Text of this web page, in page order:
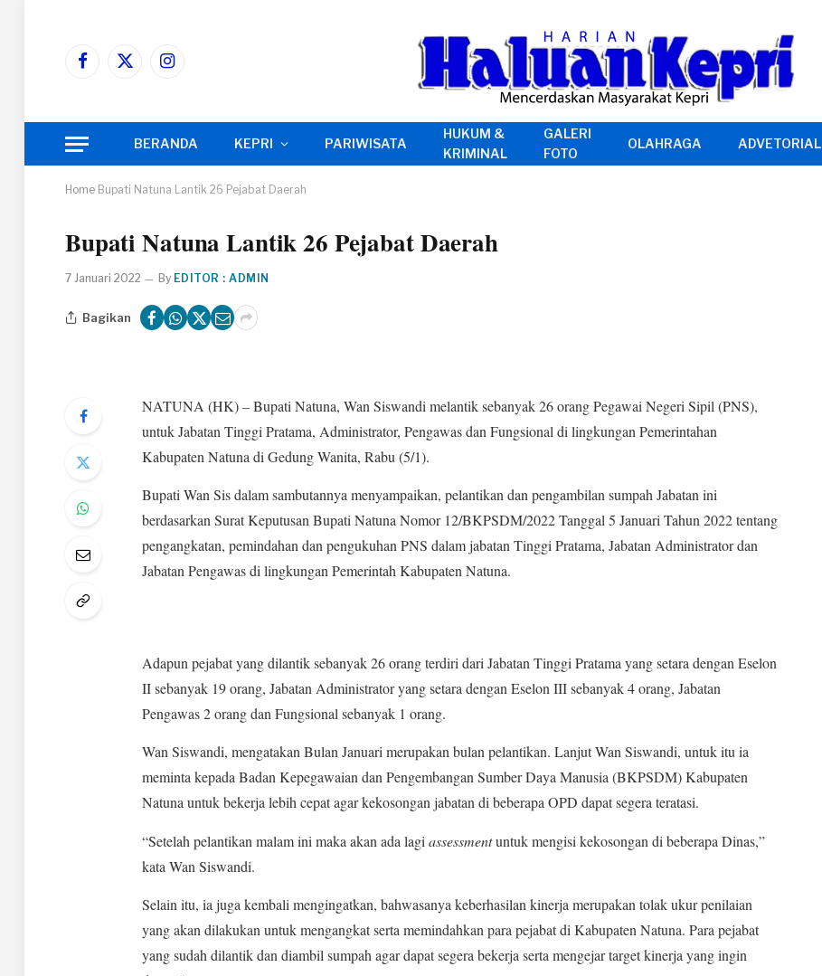
Facebook
X
Instagram
BERANDA KEPRI PARIWISATA
HUKUM &
KRIMINAL
GALERI
FOTO
OLAHRAGA ADVETORIAL
Home Bupati Natuna Lantik 26 Pejabat Daerah
Bupati Natuna Lantik 26 Pejabat Daerah
7 Januari 2022 By EDITOR : ADMIN
Bagikan
NATUNA (HK) – Bupati Natuna, Wan Siswandi melantik sebanyak 26 orang Pegawai Negeri Sipil (PNS),
untuk Jabatan Tinggi Pratama, Administrator, Pengawas dan Fungsional di lingkungan Pemerintahan
Kabupaten Natuna di Gedung Wanita, Rabu (5/1).
Bupati Wan Sis dalam sambutannya menyampaikan, pelantikan dan pengambilan sumpah Jabatan ini
berdasarkan Surat Keputusan Bupati Natuna Nomor 12/BKPSDM/2022 Tanggal 5 Januari Tahun 2022 tentang
pengangkatan, pemindahan dan pengukuhan PNS dalam jabatan Tinggi Pratama, Jabatan Administrator dan
Jabatan Pengawas di lingkungan Pemerintah Kabupaten Natuna.
Adapun pejabat yang dilantik sebanyak 26 orang terdiri dari Jabatan Tinggi Pratama yang setara dengan Eselon
II sebanyak 19 orang, Jabatan Administrator yang setara dengan Eselon III sebanyak 4 orang, Jabatan
Pengawas 2 orang dan Fungsional sebanyak 1 orang.
Wan Siswandi, mengatakan Bulan Januari merupakan bulan pelantikan. Lanjut Wan Siswandi, untuk itu ia
meminta kepada Badan Kepegawaian dan Pengembangan Sumber Daya Manusia (BKPSDM) Kabupaten
Natuna untuk bekerja lebih cepat agar kekosongan jabatan di beberapa OPD dapat segera teratasi.
“Setelah pelantikan malam ini maka akan ada lagi assessmentuntuk mengisi kekosongan di beberapa Dinas,”
kata Wan Siswandi.
Selain itu, ia juga kembali mengingatkan, bahwasanya keberhasilan kinerja merupakan tolak ukur penilaian
yang akan dilakukan untuk mengangkat serta memindahkan para pejabat di Kabupaten Natuna. Para pejabat
yang sudah dilantik dan diambil sumpah agar dapat segera bekerja serta mengejar target kinerja yang ingin